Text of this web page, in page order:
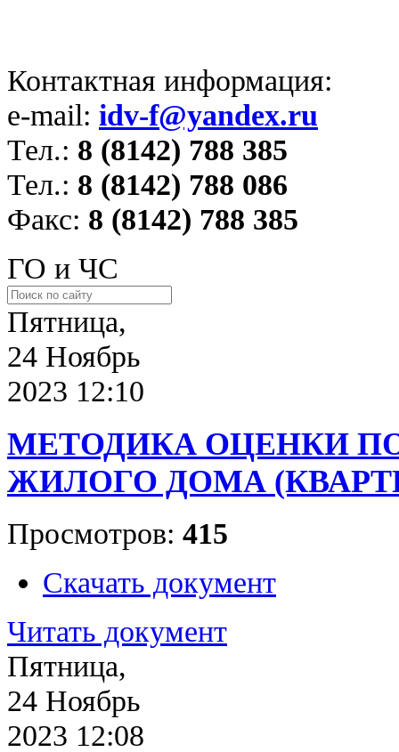
Контактная информация:
e-mail: idv-f@yandex.ru
Тел.: 8 (8142) 788 385
Тел.: 8 (8142) 788 086
Факс: 8 (8142) 788 385
ГО и ЧС
Пятница,
24 Ноябрь
2023 12:10
МЕТОДИКА ОЦЕНКИ
ЖИЛОГО ДОМА
Просмотров: 415
Скачать документ
Читать документ
Пятница,
24 Ноябрь
2023 12:08